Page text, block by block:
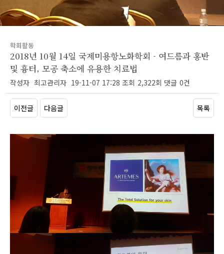
학회활동
2018년 10월 14일 국제미용항노화학회 - 여드름과 홍반
및 흉터, 모공 축소에 유용한 치료법
작성자 최고관리자 19-11-07 17:28 조회 2,322회 댓글 0건
이전글 다음글 목록
본문